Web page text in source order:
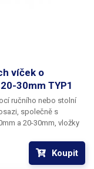
víček o
30mm TYP1
ručního nebo stolní
společně s
a 20-30mm, vložky
Tabulka
Koupit